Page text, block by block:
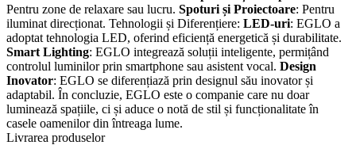
Pentru zone de relaxare sau lucru. Spoturi și Proiectoare: Pentru
iluminat direcționat. Tehnologii și Diferențiere: LED-uri: EGLO a
adoptat tehnologia LED, oferind eficiență energetică și durabilitate.
Smart Lighting: EGLO integrează soluții inteligente, permițând
controlul luminilor prin smartphone sau asistent vocal. Design
Inovator: EGLO se diferențiază prin designul său inovator și
adaptabil. În concluzie, EGLO este o companie care nu doar
luminează spațiile, ci și aduce o notă de stil și funcționalitate în
casele oamenilor din întreaga lume.
Livrarea produselor